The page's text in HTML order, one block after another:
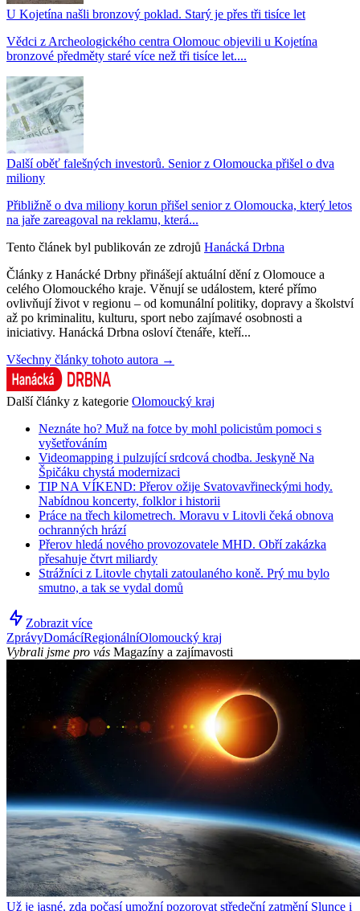
U Kojetína našli bronzový poklad. Starý je přes tři tisíce let
Vědci z Archeologického centra Olomouc objevili u Kojetína
bronzové předměty staré více než tři tisíce let....
Další oběť falešných investorů. Senior z Olomoucka přišel o dva
miliony
Přibližně o dva miliony korun přišel senior z Olomoucka, který letos
na jaře zareagoval na reklamu, která...
Tento článek byl publikován ze zdrojů Hanácká Drbna
Články z Hanácké Drbny přinášejí aktuální dění z Olomouce a
celého Olomouckého kraje. Věnují se událostem, které přímo
ovlivňují život v regionu – od komunální politiky, dopravy a školství
až po kriminalitu, kulturu, sport nebo zajímavé osobnosti a
iniciativy. Hanácká Drbna osloví čtenáře, kteří...
Všechny články tohoto autora →
Další články z kategorie Olomoucký kraj
Neznáte ho? Muž na fotce by mohl policistům pomoci s
vyšetřováním
Videomapping i pulzující srdcová chodba. Jeskyně Na
Špičáku chystá modernizaci
TIP NA VÍKEND: Přerov ožije Svatovavřineckými hody.
Nabídnou koncerty, folklor i historii
Práce na třech kilometrech. Moravu v Litovli čeká obnova
ochranných hrází
Přerov hledá nového provozovatele MHD. Obří zakázka
přesahuje čtvrt miliardy
Strážníci z Litovle chytali zatoulaného koně. Prý mu bylo
smutno, a tak se vydal domů
Zobrazit více
ZprávyDomácíRegionálníOlomoucký kraj
Vybrali jsme pro vás Magazíny a zajímavosti
Už je jasné, zda počasí umožní pozorovat středeční zatmění Slunce i